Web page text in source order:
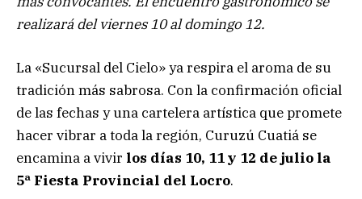
realizará del viernes 10 al domingo 12.
La «Sucursal del Cielo» ya respira el aroma de su
tradición más sabrosa. Con la confirmación oficial
de las fechas y una cartelera artística que promete
hacer vibrar a toda la región, Curuzú Cuatiá se
encamina a vivir los días 10, 11 y 12 de julio la
5ª Fiesta Provincial del Locro.